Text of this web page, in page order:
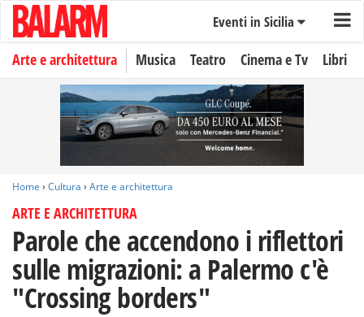
Eventi in Sicilia
Arte e architettura Musica Teatro Cinema e Tv Libri
Home › Cultura › Arte e architettura
ARTE E ARCHITETTURA
Parole che accendono i riflettori
sulle migrazioni: a Palermo c'è
"Crossing borders"